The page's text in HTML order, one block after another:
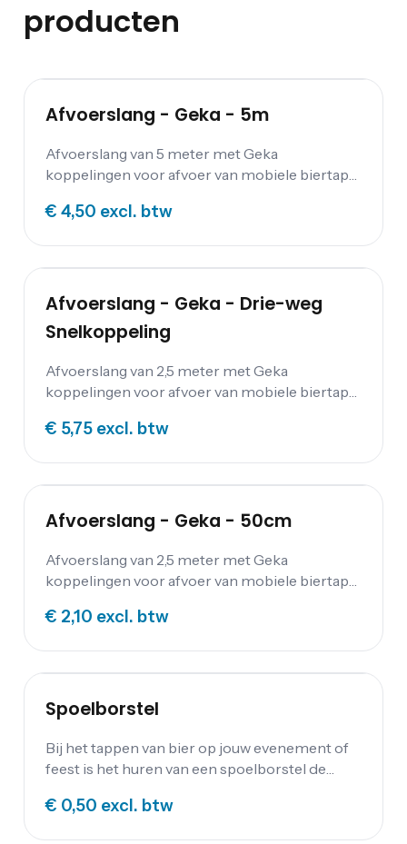
producten
Afvoerslang - Geka - 5m
Afvoerslang van 5 meter met Geka
koppelingen voor afvoer van mobiele biertaps
€ 4,50 excl. btw
Afvoerslang - Geka - Drie-weg
Snelkoppeling
Afvoerslang van 2,5 meter met Geka
koppelingen voor afvoer van mobiele biertaps
€ 5,75 excl. btw
Afvoerslang - Geka - 50cm
Afvoerslang van 2,5 meter met Geka
koppelingen voor afvoer van mobiele biertaps
€ 2,10 excl. btw
Spoelborstel
Bij het tappen van bier op jouw evenement of
feest is het huren van een spoelborstel de
borstels en zuignappen aan de onderkant. De
€ 0,50 excl. btw